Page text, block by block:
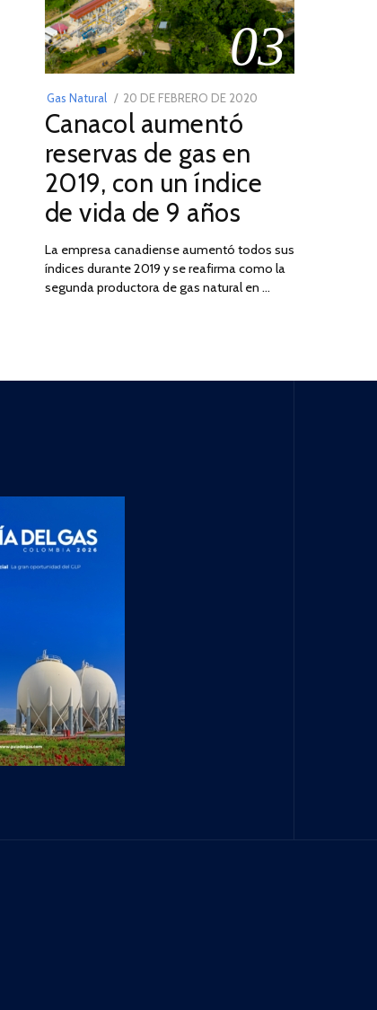
03
Gas Natural
POSTED
ON
20 DE FEBRERO DE 2020
2025
Canacol aumentó
reservas de gas en
2019, con un índice
de vida de 9 años
La empresa canadiense aumentó todos sus
índices durante 2019 y se reafirma como la
segunda productora de gas natural en …